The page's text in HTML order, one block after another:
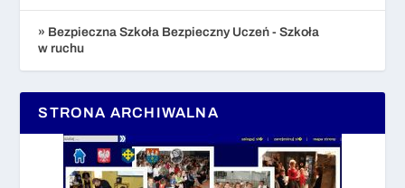
» Bezpieczna Szkoła Bezpieczny Uczeń - Szkoła
w ruchu
STRONA ARCHIWALNA